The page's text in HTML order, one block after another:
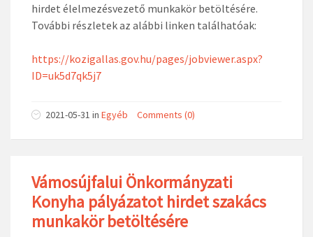
hirdet élelmezésvezető munkakör betöltésére.
További részletek az alábbi linken találhatóak:
https://kozigallas.gov.hu/pages/jobviewer.aspx?
ID=uk5d7qk5j7
2021-05-31 in Egyéb Comments (0)
Vámosújfalui Önkormányzati
Konyha pályázatot hirdet szakács
munkakör betöltésére